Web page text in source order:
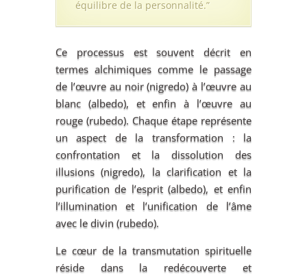
équilibre de la personnalité.”
Ce processus est souvent décrit en
termes alchimiques comme le passage
de l’œuvre au noir (nigredo) à l’œuvre au
blanc (albedo), et enfin à l’œuvre au
rouge (rubedo). Chaque étape représente
un aspect de la transformation : la
confrontation et la dissolution des
illusions (nigredo), la clarification et la
purification de l’esprit (albedo), et enfin
l’illumination et l’unification de l’âme
avec le divin (rubedo).
Le cœur de la transmutation spirituelle
réside dans la redécouverte et